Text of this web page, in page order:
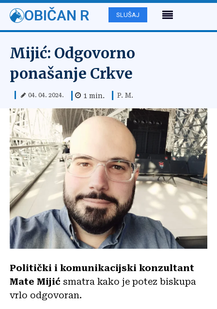
OBIČAN R SLUŠAJ
Mijić: Odgovorno
ponašanje Crkve
04. 04. 2024. 1 min. P. M.
Politički i komunikacijski konzultant
Mate Mijić smatra kako je potez biskupa
vrlo odgovoran.